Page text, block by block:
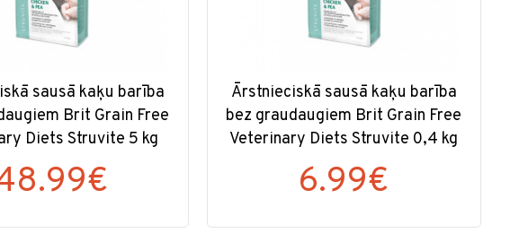
sausā kaķu barība
Brit Grain Free
Diets Struvite 5 kg
Ārstnieciskā sausā kaķu barība
bez graudaugiem Brit Grain Free
Veterinary Diets Struvite 0,4 kg
6.99€